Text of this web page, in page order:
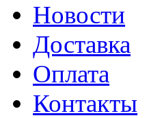
Новости
Доставка
Оплата
Контакты